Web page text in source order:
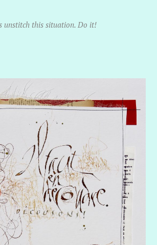
unstitch this situation. Do it!